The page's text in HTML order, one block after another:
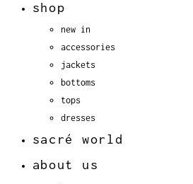
shop
new in
accessories
jackets
bottoms
tops
dresses
sacré world
about us